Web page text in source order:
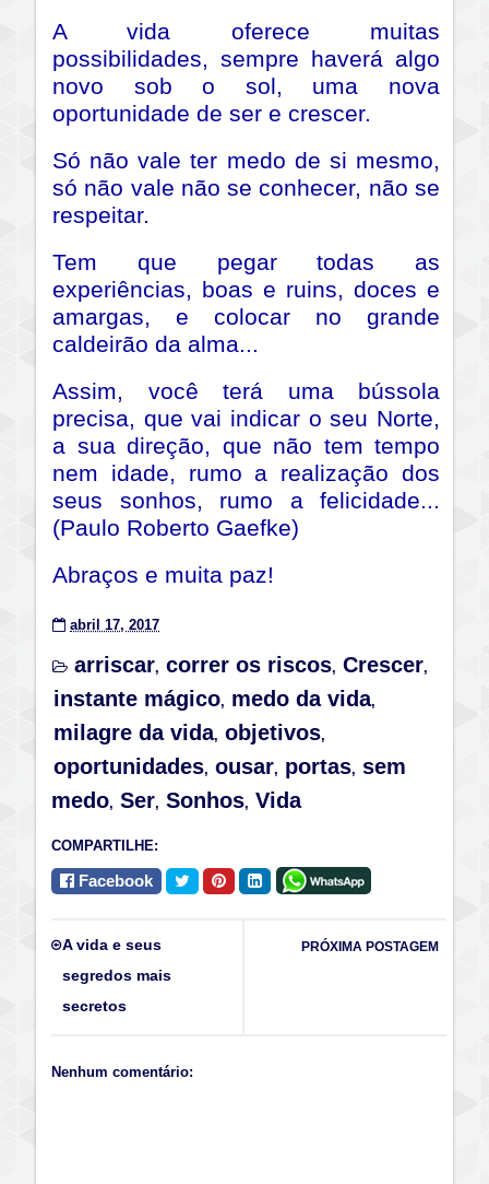
A vida oferece muitas
possibilidades, sempre haverá algo
novo sob o sol, uma nova
oportunidade de ser e crescer.
Só não vale ter medo de si mesmo,
só não vale não se conhecer, não se
respeitar.
Tem que pegar todas as
experiências, boas e ruins, doces e
amargas, e colocar no grande
caldeirão da alma...
Assim, você terá uma bússola
precisa, que vai indicar o seu Norte,
a sua direção, que não tem tempo
nem idade, rumo a realização dos
seus sonhos, rumo a felicidade...
(Paulo Roberto Gaefke)
Abraços e muita paz!
abril 17, 2017
arriscar, correr os riscos, Crescer,
instante mágico, medo da vida,
milagre da vida, objetivos,
oportunidades, ousar, portas, sem
medo, Ser, Sonhos, Vida
COMPARTILHE:
Facebook
PRÓXIMA POSTAGEM
A vida e seus
segredos mais
secretos
Nenhum comentário: